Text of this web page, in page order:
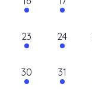
ン
ダ
ー
ン
ン
イ
ン
イ
ン
10
イ
ン
23
10
イ
ン
24
10
イ
30
6
イ
31